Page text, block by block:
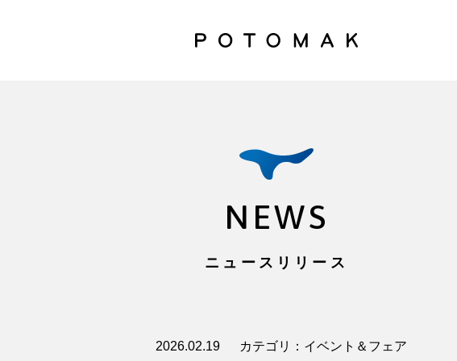
NEWS
ニュースリリース
2026.02.19 カテゴリ：イベント＆フェア